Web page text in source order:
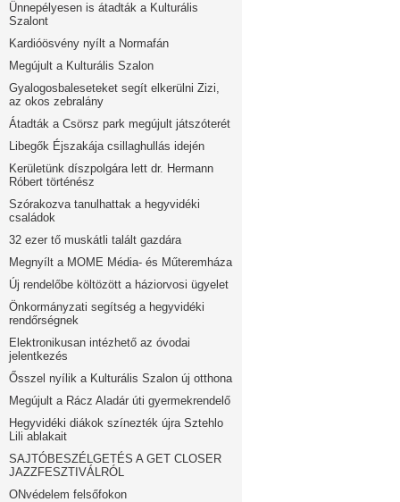
Ünnepélyesen is átadták a Kulturális
Szalont
Kardióösvény nyílt a Normafán
Megújult a Kulturális Szalon
Gyalogosbaleseteket segít elkerülni Zizi,
az okos zebralány
Átadták a Csörsz park megújult játszóterét
Libegők Éjszakája csillaghullás idején
Kerületünk díszpolgára lett dr. Hermann
Róbert történész
Szórakozva tanulhattak a hegyvidéki
családok
32 ezer tő muskátli talált gazdára
Megnyílt a MOME Média- és Műteremháza
Új rendelőbe költözött a háziorvosi ügyelet
Önkormányzati segítség a hegyvidéki
rendőrségnek
Elektronikusan intézhető az óvodai
jelentkezés
Ősszel nyílik a Kulturális Szalon új otthona
Megújult a Rácz Aladár úti gyermekrendelő
Hegyvidéki diákok színezték újra Sztehlo
Lili ablakait
SAJTÓBESZÉLGETÉS A GET CLOSER
JAZZFESZTIVÁLRÓL
ONvédelem felsőfokon